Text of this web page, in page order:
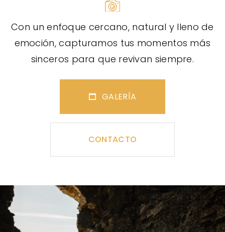
Con un enfoque cercano, natural y lleno de
emoción, capturamos tus momentos más
sinceros para que revivan siempre.
GALERÍA
CONTACTO